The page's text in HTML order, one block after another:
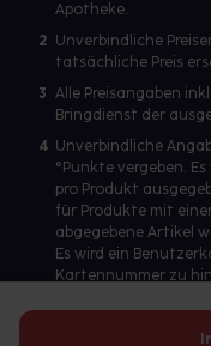
Apotheke.
2 Unverbindliche
tatsächliche Preis
3 Alle Preisangaben
Bringdienst der
4 Unverbindliche
°Punkte vergeben.
pro Produkt
für Produkte mit
abgegebene Artikel
Es wird ein
Kartennummer zu